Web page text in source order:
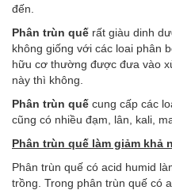
đến.
Phân trùn quế rất giàu dinh
không giống với các loai phân
hữu cơ thường được đưa vào
này thì không.
Phân trùn quế cung cấp các
cũng có nhiều đạm, lân, kali,
Phân trùn quế làm giảm khả
Phân trùn quế có acid humid
trồng. Trong phân trùn quế có